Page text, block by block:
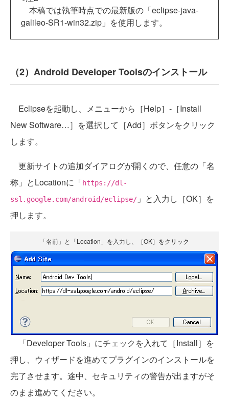
本稿では執筆時点での最新版の「eclipse-java-
galileo-SR1-win32.zip」を使用します。
（2）Android Developer Toolsのインストール
Eclipseを起動し、メニューから［Help］-［Install
New Software…］を選択して［Add］ボタンをクリック
します。
更新サイトの追加ダイアログが開くので、任意の「名
称」とLocationに「https://dl-
ssl.google.com/android/eclipse/ 」と入力し［OK］を
押します。
「名前」と「Location」を入力し、［OK］をクリック
「Developer Tools」にチェックを入れて［Install］を
押し、ウィザードを進めてプラグインのインストールを
完了させます。途中、セキュリティの警告が出ますがそ
のまま進めてください。